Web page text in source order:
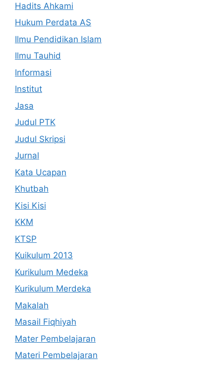
Hadits Ahkami
Hukum Perdata AS
Ilmu Pendidikan Islam
Ilmu Tauhid
Informasi
Institut
Jasa
Judul PTK
Judul Skripsi
Jurnal
Kata Ucapan
Khutbah
Kisi Kisi
KKM
KTSP
Kuikulum 2013
Kurikulum Medeka
Kurikulum Merdeka
Makalah
Masail Fiqhiyah
Mater Pembelajaran
Materi Pembelajaran